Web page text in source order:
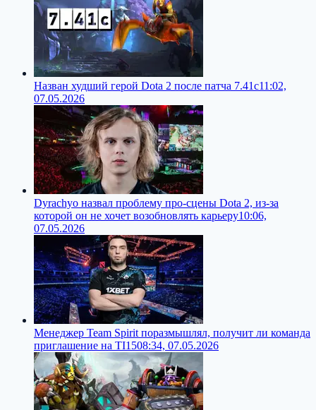
Назван худший герой Dota 2 после патча 7.41c11:02,
07.05.2026
Dyrachyo назвал проблему про-сцены Dota 2, из-за
которой он не хочет возобновлять карьеру10:06,
07.05.2026
Менеджер Team Spirit поразмышлял, получит ли команда
приглашение на TI1508:34, 07.05.2026